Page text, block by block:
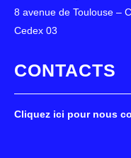
8 avenue de Toulouse –
Cedex 03
CONTACTS
Cliquez ici pour nous